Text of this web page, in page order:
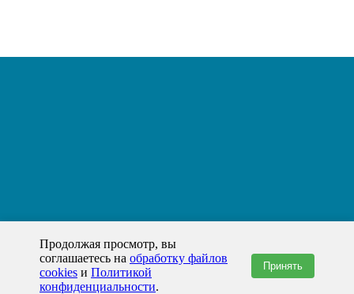
Продолжая просмотр, вы
соглашаетесь на обработку файлов
cookies и Политикой
конфиденциальности.
Принять